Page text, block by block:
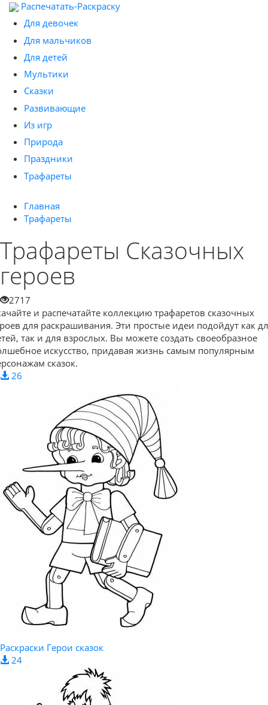
Распечатать-Раскраску
Для девочек
Для мальчиков
Для детей
Мультики
Сказки
Развивающие
Из игр
Природа
Праздники
Трафареты
Главная
Трафареты
Трафареты Сказочных
героев
2717
и распечатайте коллекцию трафаретов сказочных
для раскрашивания. Эти простые идеи подойдут как
так и для взрослых. Вы можете создать своеобразное
искусство, придавая жизнь самым популярным
сказок.
26
Раскраски Герои сказок
24